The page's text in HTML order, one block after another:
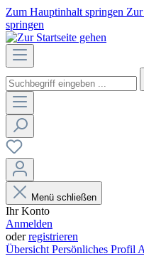
Zum Hauptinhalt springen Zur
springen
Menü schließen
Ihr Konto
Anmelden
oderregistrieren
Übersicht Persönliches Profil